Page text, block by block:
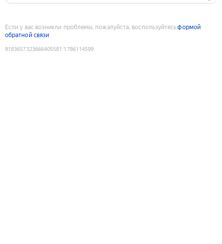
Если у вас возникли проблемы, пожалуйста, воспользуйтесьформой
обратной связи
9183657323666405581 :1786114599